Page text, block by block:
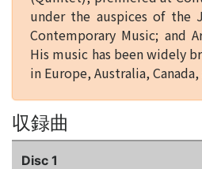
under the auspices of the
Contemporary Music; and
His music has been widely
in Europe, Australia,
収録曲
Disc 1